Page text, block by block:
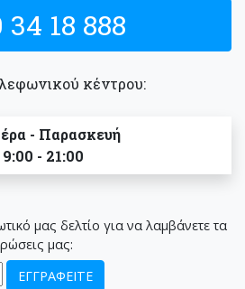
34 18 888
κέντρου:
- Παρασκευή
9:00 - 21:00
μας δελτίο για να λαμβάνετε τα
μας: